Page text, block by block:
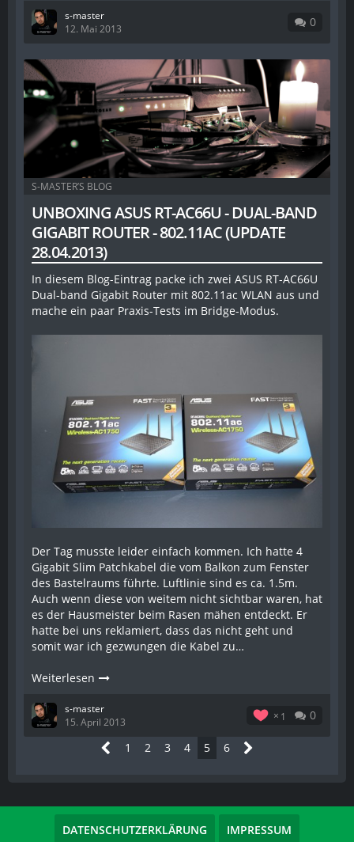
s-master
12. Mai 2013
0
S-MASTER’S BLOG
UNBOXING ASUS RT-AC66U - DUAL-BAND
GIGABIT ROUTER - 802.11AC (UPDATE
28.04.2013)
In diesem Blog-Eintrag packe ich zwei ASUS RT-AC66U
Dual-band Gigabit Router mit 802.11ac WLAN aus und
mache ein paar Praxis-Tests im Bridge-Modus.
Der Tag musste leider einfach kommen. Ich hatte 4
Gigabit Slim Patchkabel die vom Balkon zum Fenster
des Bastelraums führte. Luftlinie sind es ca. 1.5m.
Auch wenn diese von weitem nicht sichtbar waren, hat
es der Hausmeister beim Rasen mähen entdeckt. Er
hatte bei uns reklamiert, dass das nicht geht und
somit war ich gezwungen die Kabel zu…
Weiterlesen
s-master
15. April 2013
1 0
1 2 3 4 5 6
DATENSCHUTZERKLÄRUNG IMPRESSUM